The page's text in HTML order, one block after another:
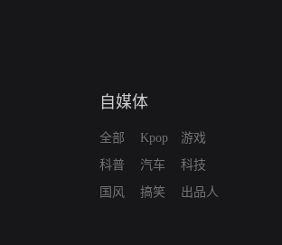
自媒体
全部
科普
国风
Kpop
汽车
搞笑
游戏
科技
出品人